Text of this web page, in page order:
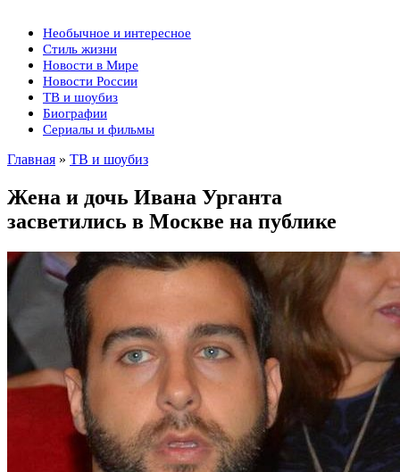
Необычное и интересное
Стиль жизни
Новости в Мире
Новости России
ТВ и шоубиз
Биографии
Сериалы и фильмы
Главная » ТВ и шоубиз
Жена и дочь Ивана Урганта
засветились в Москве на публике